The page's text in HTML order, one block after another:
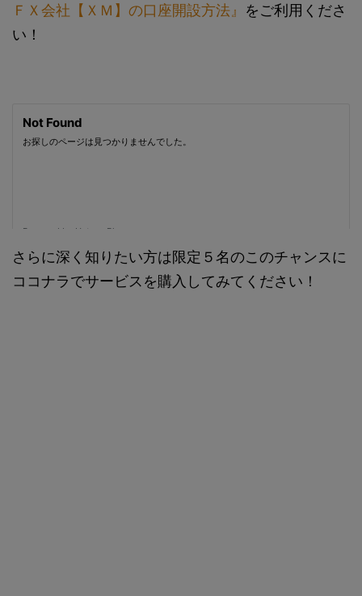
ＦＸ会社【ＸＭ】の口座開設方法』 をご利用くださ
い！
さらに深く知りたい方は限定５名のこのチャンスに
ココナラでサービスを購入してみてください！